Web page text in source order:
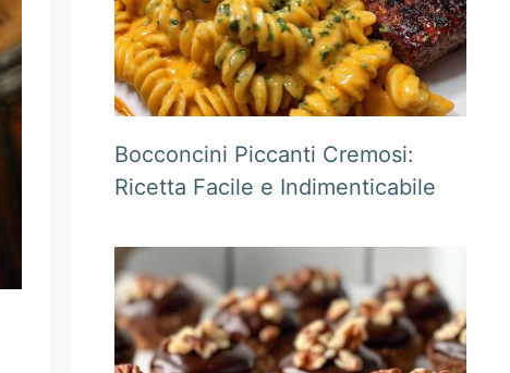
Bocconcini Piccanti Cremosi:
Ricetta Facile e Indimenticabile